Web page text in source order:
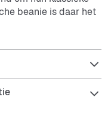
beanie is daar het
en maakt elke outfit